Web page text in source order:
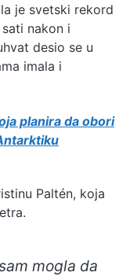
je svetski rekord
nakon i
desio se u
imala i
planira da obori
Paltén, koja
mogla da